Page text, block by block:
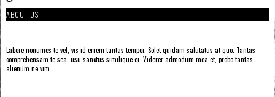
ABOUT US
Labore nonumes te vel, vis id errem tantas tempor. Solet quidam salutatus at quo. Tantas
comprehensam te sea, usu sanctus similique ei. Viderer admodum mea et, probo tantas
alienum ne vim.